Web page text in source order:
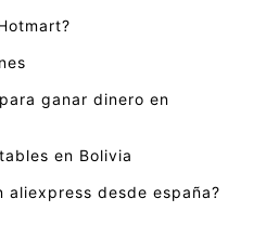
ganar dinero en
en Bolivia
aliexpress desde españa?